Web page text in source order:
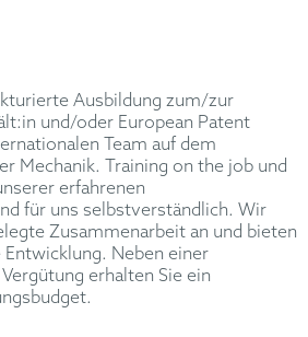
Ausbildung zum/zur
und/oder European Patent
Team auf dem
Mechanik. Training on the job und
erfahrenen
für uns selbstverständlich. Wir
Zusammenarbeit an und bieten
Entwicklung. Neben einer
erhalten Sie ein